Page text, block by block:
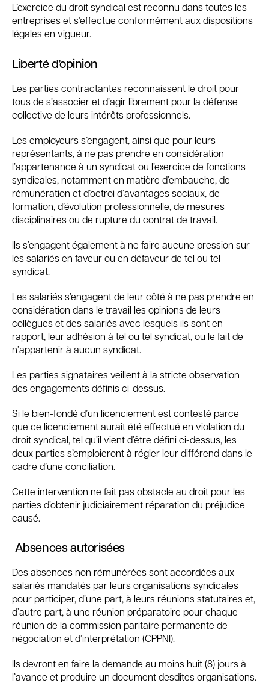
L’exercice du droit syndical est reconnu dans toutes les
entreprises et s’effectue conformément aux dispositions
légales en vigueur.
Liberté d’opinion
Les parties contractantes reconnaissent le droit pour
tous de s’associer et d’agir librement pour la défense
collective de leurs intérêts professionnels.
Les employeurs s’engagent, ainsi que pour leurs
représentants, à ne pas prendre en considération
l’appartenance à un syndicat ou l’exercice de fonctions
syndicales, notamment en matière d’embauche, de
rémunération et d’octroi d’avantages sociaux, de
formation, d’évolution professionnelle, de mesures
disciplinaires ou de rupture du contrat de travail.
Ils s’engagent également à ne faire aucune pression sur
les salariés en faveur ou en défaveur de tel ou tel
syndicat.
Les salariés s’engagent de leur côté à ne pas prendre en
considération dans le travail les opinions de leurs
collègues et des salariés avec lesquels ils sont en
rapport, leur adhésion à tel ou tel syndicat, ou le fait de
n’appartenir à aucun syndicat.
Les parties signataires veillent à la stricte observation
des engagements définis ci-dessus.
Si le bien-fondé d’un licenciement est contesté parce
que ce licenciement aurait été effectué en violation du
droit syndical, tel qu’il vient d’être défini ci-dessus, les
deux parties s’emploieront à régler leur différend dans le
cadre d’une conciliation.
Cette intervention ne fait pas obstacle au droit pour les
parties d’obtenir judiciairement réparation du préjudice
causé.
Absences autorisées
Des absences non rémunérées sont accordées aux
salariés mandatés par leurs organisations syndicales
pour participer, d’une part, à leurs réunions statutaires et,
d’autre part, à une réunion préparatoire pour chaque
réunion de la commission paritaire permanente de
négociation et d’interprétation (CPPNI).
Ils devront en faire la demande au moins huit (8) jours à
l’avance et produire un document desdites organisations.